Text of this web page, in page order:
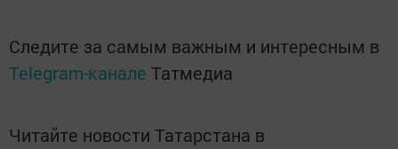
Следите за самым важным и интересным в
Telegram-канале Татмедиа
Читайте новости Татарстана в